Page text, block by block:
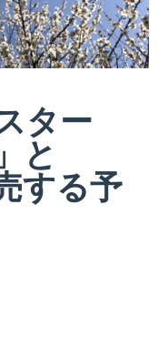
ター
と
する予